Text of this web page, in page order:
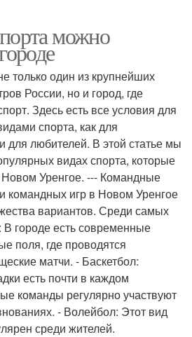
можно
только один из крупнейших
России, но и город, где
Здесь есть все условия для
спорта, как для
для любителей. В этой статье мы
видах спорта, которые
Уренгое. --- Командные
командных игр в Новом Уренгое
вариантов. Среди самых
городе есть современные
поля, где проводятся
матчи. - Баскетбол:
есть почти в каждом
команды регулярно участвуют
- Волейбол: Этот вид
среди жителей.